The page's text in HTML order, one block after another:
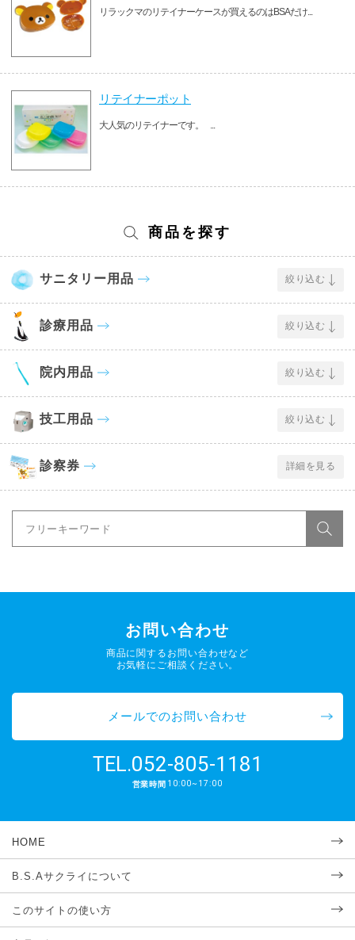
リラックマのリテイナーケースが買えるのはBSAだけ...
リテイナーポット
大人気のリテイナーです。 ...
商品を探す
サニタリー用品 絞り込む
診療用品 絞り込む
院内用品 絞り込む
技工用品 絞り込む
診察券 詳細を見る
お問い合わせ
商品に関するお問い合わせなど
お気軽にご相談ください。
メールでのお問い合わせ
TEL.052-805-1181
営業時間 10:00~17:00
HOME
B.S.Aサクライについて
このサイトの使い方